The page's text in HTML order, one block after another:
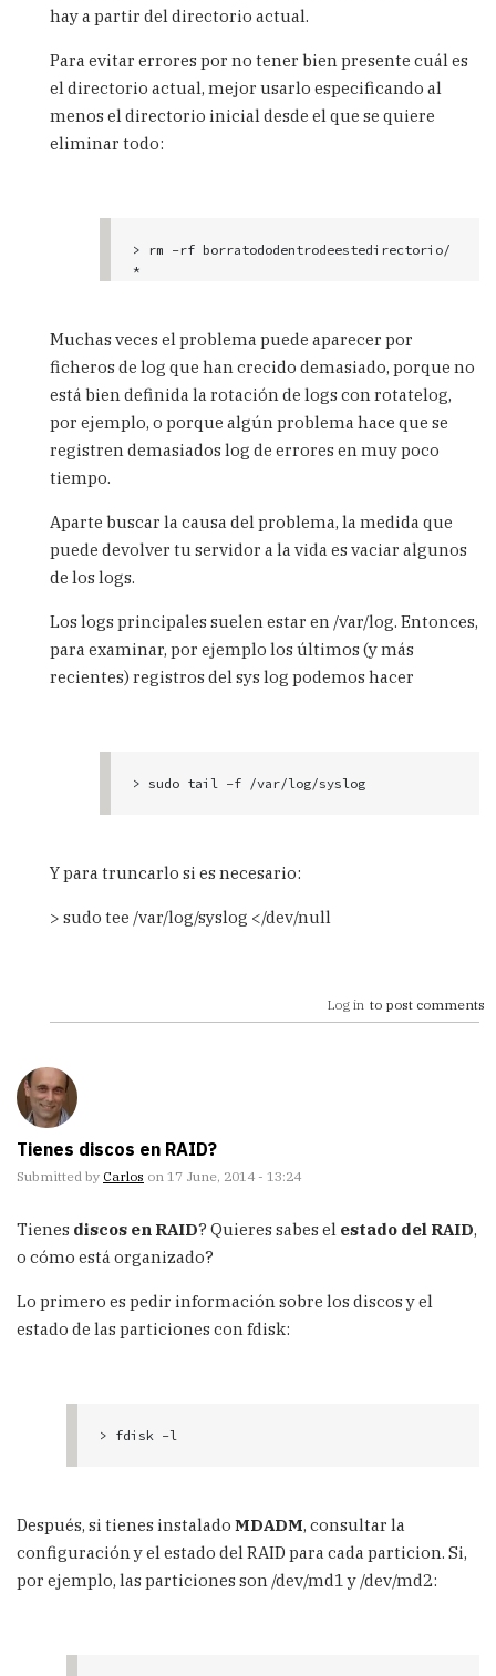
hay a partir del directorio actual.
Para evitar errores por no tener bien presente cuál es
el directorio actual, mejor usarlo especificando al
menos el directorio inicial desde el que se quiere
eliminar todo:
> rm -rf borratododentrodeestedirectorio/
*
Muchas veces el problema puede aparecer por
ficheros de log que han crecido demasiado, porque no
está bien definida la rotación de logs con rotatelog,
por ejemplo, o porque algún problema hace que se
registren demasiados log de errores en muy poco
tiempo.
Aparte buscar la causa del problema, la medida que
puede devolver tu servidor a la vida es vaciar algunos
de los logs.
Los logs principales suelen estar en /var/log. Entonces,
para examinar, por ejemplo los últimos (y más
recientes) registros del sys log podemos hacer
> sudo tail -f /var/log/syslog
Y para truncarlo si es necesario:
> sudo tee /var/log/syslog </dev/null
Log in to post comments
Tienes discos en RAID?
Submitted by Carlos on 17 June, 2014 - 13:24
Tienes discos en RAID? Quieres sabes el estado del RAID,
o cómo está organizado?
Lo primero es pedir información sobre los discos y el
estado de las particiones con fdisk:
> fdisk -l
Después, si tienes instalado MDADM, consultar la
configuración y el estado del RAID para cada particion. Si,
por ejemplo, las particiones son /dev/md1 y /dev/md2: